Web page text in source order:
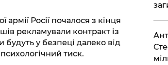
армії Росії почалося з кінця
рекламували контракт із
у безпеці далеко від
тиск.